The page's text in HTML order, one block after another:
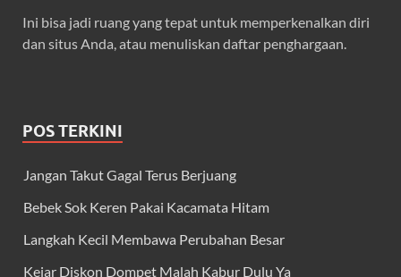
Ini bisa jadi ruang yang tepat untuk memperkenalkan diri
dan situs Anda, atau menuliskan daftar penghargaan.
POS TERKINI
Jangan Takut Gagal Terus Berjuang
Bebek Sok Keren Pakai Kacamata Hitam
Langkah Kecil Membawa Perubahan Besar
Kejar Diskon Dompet Malah Kabur Dulu Ya